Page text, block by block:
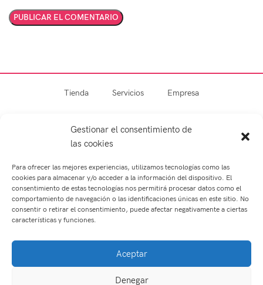
Gestionar el consentimiento de
las cookies
Para ofrecer las mejores experiencias, utilizamos tecnologías como las
cookies para almacenar y/o acceder a la información del dispositivo. El
consentimiento de estas tecnologías nos permitirá procesar datos como el
comportamiento de navegación o las identificaciones únicas en este sitio. No
consentir o retirar el consentimiento, puede afectar negativamente a ciertas
características y funciones.
Aceptar
Denegar
Tienda Servicios Empresa
Optometría
Contactología
Asesoramiento personalizado
Audiología